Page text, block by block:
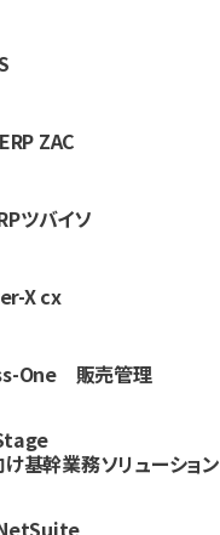
ZAC
ツバイソ
X cx
One 販売管理
基幹業務ソリューション